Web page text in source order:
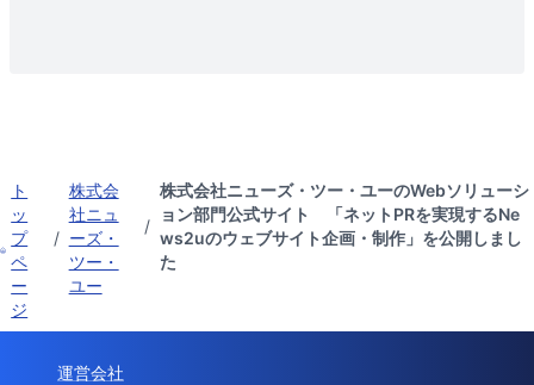
ト
ッ
プ
ペ
ー
ジ
/
株式会
社ニュ
ーズ・
ツー・
ユー
/
株式会社ニューズ・ツー・ユーのWebソリューシ
ョン部門公式サイト 「ネットPRを実現するNe
ws2uのウェブサイト企画・制作」を公開しまし
た
運営会社